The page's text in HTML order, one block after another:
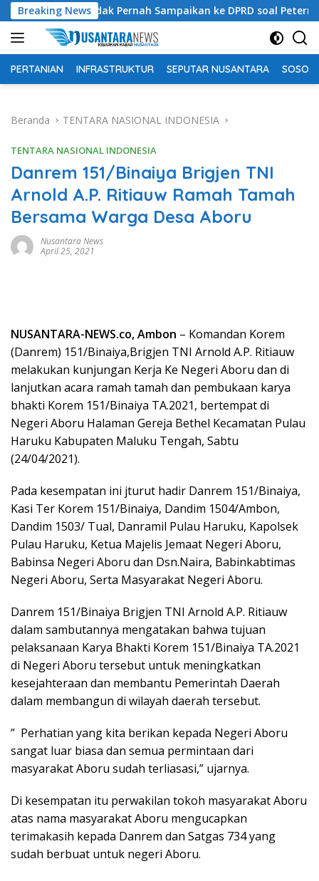
Langsung
ke
konten
Breaking News
Tidak Pernah Sampaikan ke DPRD soal Peternakan Sapi
PERTANIAN INFRASTRUKTUR SEPUTAR NUSANTARA SOSOK
Beranda TENTARA NASIONAL INDONESIA
TENTARA NASIONAL INDONESIA
Danrem 151/Binaiya Brigjen TNI
Arnold A.P. Ritiauw Ramah Tamah
Bersama Warga Desa Aboru
Nusantara News
April 25, 2021
NUSANTARA-NEWS.co, Ambon – Komandan Korem
(Danrem) 151/Binaiya,Brigjen TNI Arnold A.P. Ritiauw
melakukan kunjungan Kerja Ke Negeri Aboru dan di
lanjutkan acara ramah tamah dan pembukaan karya
bhakti Korem 151/Binaiya TA.2021, bertempat di
Negeri Aboru Halaman Gereja Bethel Kecamatan Pulau
Haruku Kabupaten Maluku Tengah, Sabtu
(24/04/2021).
Pada kesempatan ini jturut hadir Danrem 151/Binaiya,
Kasi Ter Korem 151/Binaiya, Dandim 1504/Ambon,
Dandim 1503/ Tual, Danramil Pulau Haruku, Kapolsek
Pulau Haruku, Ketua Majelis Jemaat Negeri Aboru,
Babinsa Negeri Aboru dan Dsn.Naira, Babinkabtimas
Negeri Aboru, Serta Masyarakat Negeri Aboru.
Danrem 151/Binaiya Brigjen TNI Arnold A.P. Ritiauw
dalam sambutannya mengatakan bahwa tujuan
pelaksanaan Karya Bhakti Korem 151/Binaiya TA.2021
di Negeri Aboru tersebut untuk meningkatkan
kesejahteraan dan membantu Pemerintah Daerah
dalam membangun di wilayah daerah tersebut.
” Perhatian yang kita berikan kepada Negeri Aboru
sangat luar biasa dan semua permintaan dari
masyarakat Aboru sudah terliasasi,” ujarnya.
Di kesempatan itu perwakilan tokoh masyarakat Aboru
atas nama masyarakat Aboru mengucapkan
terimakasih kepada Danrem dan Satgas 734 yang
sudah berbuat untuk negeri Aboru.